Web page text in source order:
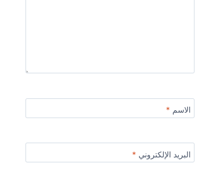
الاسم *
البريد الإلكتروني *